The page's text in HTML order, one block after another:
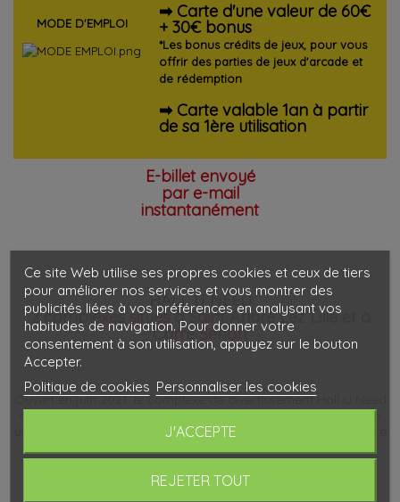
MODE D'EMPLOI
➡ Carte d'une valeur de 60€
+ 30€ bonus
*Les bonus crédits de jeux, pour vous
offrir des parties de jeux d'arcade et
de rédemption
➡ Carte valable 1an à partir
de sa 1ère utilisation
E-billet envoyé
par e-mail
instantanément
HALL U NEED
2 complexes situés à Saint André Lez Lille et à
Carré Sénart
Ouvert en juin 2021, le complexe de divertissement Hall U Need
de Saint-André-Lez-Lille (Hauts-de-France) propose une offre
unique en France pour se divertir en famille, entre amis et entre
- Restaurant-bar (indoor et outdoor)
- Bowling
Ce site Web utilise ses propres cookies et ceux de tiers
pour améliorer nos services et vous montrer des
publicités liées à vos préférences en analysant vos
habitudes de navigation. Pour donner votre
consentement à son utilisation, appuyez sur le bouton
Accepter.
Politique de cookies Personnaliser les cookies
REJETER TOUT
J'ACCEPTE